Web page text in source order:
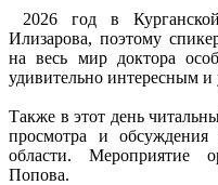
2026 год в
Илизарова, поэтому
на весь мир доктора
удивительно интересным и
Также в этот день
просмотра и
области. Мероприятие
Попова.